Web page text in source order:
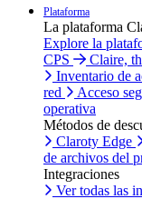
Plataforma
La plataforma
Explore la
CPS
Claire,
Inventario de
red
Acceso
operativa
Métodos de
Claroty Edge
de archivos del
Integraciones
Ver todas las